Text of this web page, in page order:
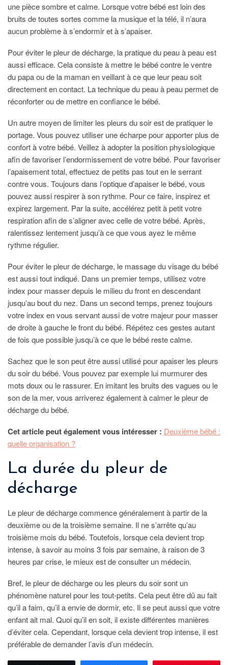
une pièce sombre et calme. Lorsque votre bébé est loin des
bruits de toutes sortes comme la musique et la télé, il n’aura
aucun problème à s’endormir et à s’apaiser.
Pour éviter le pleur de décharge, la pratique du peau à peau est
aussi efficace. Cela consiste à mettre le bébé contre le ventre
du papa ou de la maman en veillant à ce que leur peau soit
directement en contact. La technique du peau à peau permet de
réconforter ou de mettre en confiance le bébé.
Un autre moyen de limiter les pleurs du soir est de pratiquer le
portage. Vous pouvez utiliser une écharpe pour apporter plus de
confort à votre bébé. Veillez à adopter la position physiologique
afin de favoriser l’endormissement de votre bébé. Pour favoriser
l’apaisement total, effectuez de petits pas tout en le serrant
contre vous. Toujours dans l’optique d’apaiser le bébé, vous
pouvez aussi respirer à son rythme. Pour ce faire, inspirez et
expirez largement. Par la suite, accélérez petit à petit votre
respiration afin de s’aligner avec celle de votre bébé. Après,
ralentissez lentement jusqu’à ce que vous ayez le même
rythme régulier.
Pour éviter le pleur de décharge, le massage du visage du bébé
est aussi tout indiqué. Dans un premier temps, utilisez votre
index pour masser depuis le milieu du front en descendant
jusqu’au bout du nez. Dans un second temps, prenez toujours
votre index en vous servant aussi de votre majeur pour masser
de droite à gauche le front du bébé. Répétez ces gestes autant
de fois que possible jusqu’à ce que le bébé reste calme.
Sachez que le son peut être aussi utilisé pour apaiser les pleurs
du soir du bébé. Vous pouvez par exemple lui murmurer des
mots doux ou le rassurer. En imitant les bruits des vagues ou le
son de la mer, vous arriverez également à calmer le pleur de
décharge du bébé.
Cet article peut également vous intéresser : Deuxième bébé :
quelle organisation ?
La durée du pleur de
décharge
Le pleur de décharge commence généralement à partir de la
deuxième ou de la troisième semaine. Il ne s’arrête qu’au
troisième mois du bébé. Toutefois, lorsque cela devient trop
intense, à savoir au moins 3 fois par semaine, à raison de 3
heures par crise, le mieux est de consulter un médecin.
Bref, le pleur de décharge ou les pleurs du soir sont un
phénomène naturel pour les tout-petits. Cela peut être dû au fait
qu’il a faim, qu’il a envie de dormir, etc. Il se peut aussi que votre
enfant ait mal. Quoi qu’il en soit, il existe différentes manières
d’éviter cela. Cependant, lorsque cela devient trop intense, il est
préférable de demander l’avis d’un médecin.